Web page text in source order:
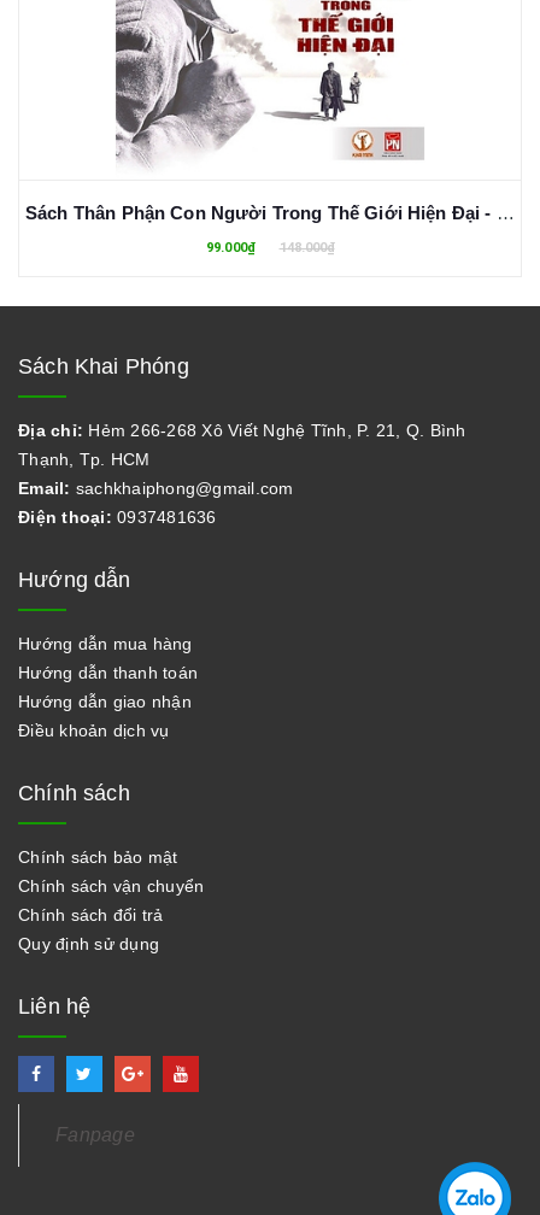
Sách Thân Phận Con Người Trong Thế Giới Hiện Đại - Nikolai A. Berdyaev
99.000₫ 148.000₫
Sách Khai Phóng
Địa chỉ: Hẻm 266-268 Xô Viết Nghệ Tĩnh, P. 21, Q. Bình
Thạnh, Tp. HCM
Email: sachkhaiphong@gmail.com
Điện thoại: 0937481636
Hướng dẫn
Hướng dẫn mua hàng
Hướng dẫn thanh toán
Hướng dẫn giao nhận
Điều khoản dịch vụ
Chính sách
Chính sách bảo mật
Chính sách vận chuyển
Chính sách đổi trả
Quy định sử dụng
Liên hệ
Fanpage